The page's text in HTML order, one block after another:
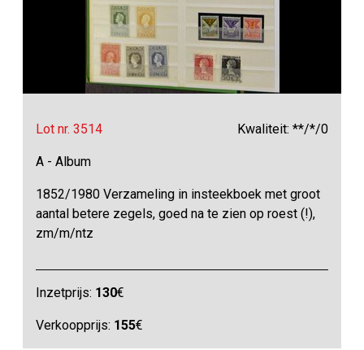
Lot nr. 3514 Kwaliteit: **/*/0
A - Album
1852/1980 Verzameling in insteekboek met groot
aantal betere zegels, goed na te zien op roest (!),
zm/m/ntz
Inzetprijs: 130€
Verkoopprijs: 155€